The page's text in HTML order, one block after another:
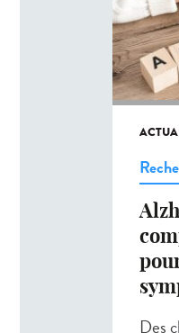
Des